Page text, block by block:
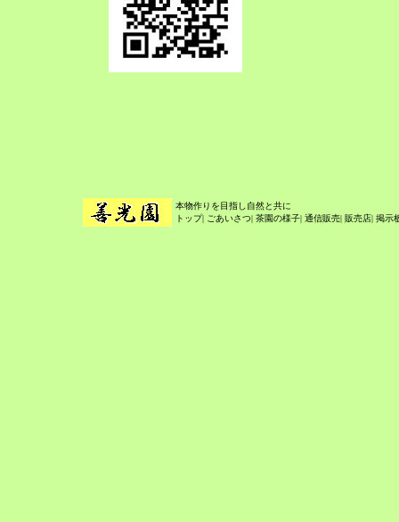
本物作りを目指し自然と共に
トップ| ごあいさつ| 茶園の様子| 通信販売| 販売店| 掲示